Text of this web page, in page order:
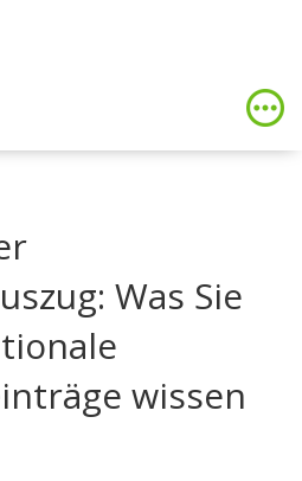
Was Sie
wissen